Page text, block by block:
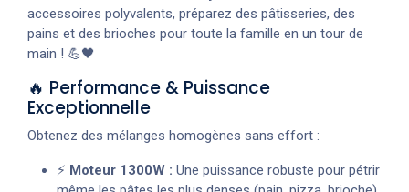
accessoires polyvalents, préparez des pâtisseries, des
pains et des brioches pour toute la famille en un tour de
main ! 💪🖤
🔥 Performance & Puissance
Exceptionnelle
Obtenez des mélanges homogènes sans effort :
⚡ Moteur 1300W : Une puissance robuste pour pétrir